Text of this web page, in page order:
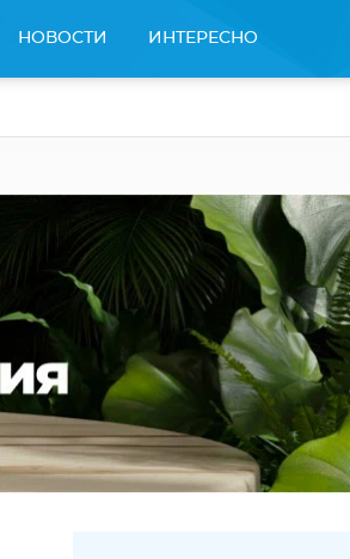
НОВОСТИ ИНТЕРЕСНО